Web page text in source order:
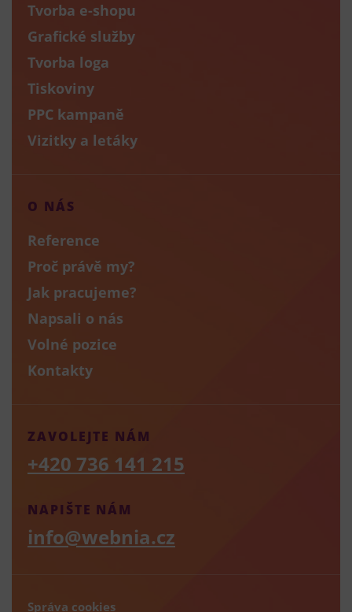
Tvorba e-shopu
Grafické služby
Tvorba loga
Tiskoviny
PPC kampaně
Vizitky a letáky
O NÁS
Reference
Proč právě my?
Jak pracujeme?
Napsali o nás
Volné pozice
Kontakty
NAPIŠTE NÁM
info@webnia.cz
ZAVOLEJTE NÁM
+420 736 141 215
Správa cookies